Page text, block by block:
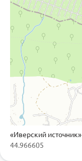
«Иверский источник»
44.966605